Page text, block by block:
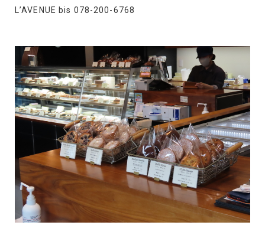
L’AVENUE bis 078-200-6768